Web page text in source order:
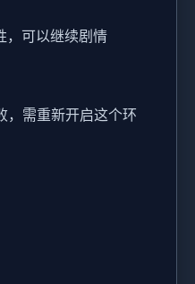
，可以继续剧情
，需重新开启这个环